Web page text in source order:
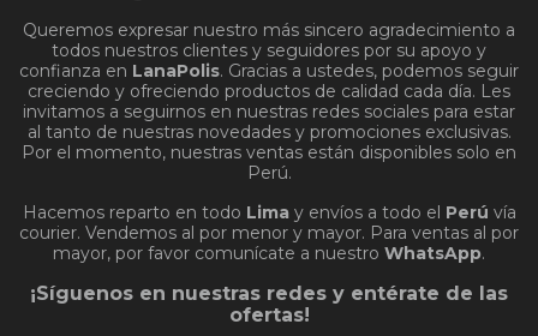
Queremos expresar nuestro más sincero agradecimiento a
todos nuestros clientes y seguidores por su apoyo y
confianza en LanaPolis. Gracias a ustedes, podemos seguir
creciendo y ofreciendo productos de calidad cada día. Les
invitamos a seguirnos en nuestras redes sociales para estar
al tanto de nuestras novedades y promociones exclusivas.
Por el momento, nuestras ventas están disponibles solo en
Perú.
Hacemos reparto en todo Lima y envíos a todo el Perú vía
courier. Vendemos al por menor y mayor. Para ventas al por
mayor, por favor comunícate a nuestro WhatsApp.
¡Síguenos en nuestras redes y entérate de las
ofertas!